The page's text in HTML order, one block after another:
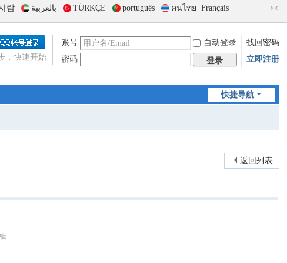
람 بالعربية TÜRKÇE português คนไทย Français
到
版
账号 自动登录
找回密码
密码
登录 立即注册
，快速开始
快捷导航
返回列表